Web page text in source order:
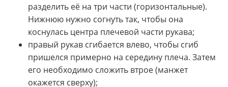
разделить её на три части (горизонтальные).
Нижнюю нужно согнуть так, чтобы она
коснулась центра плечевой части рукава;
правый рукав сгибается влево, чтобы сгиб
пришелся примерно на середину плеча. Затем
его необходимо сложить втрое (манжет
окажется сверху);